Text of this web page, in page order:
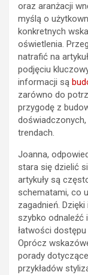
oraz aranżacji
myślą o
konkretnych
oświetlenia.
natrafić na
podjęciu
informacji są
zarówno do
przygodę z
trendach.
Joanna,
stara się dzielić
artykuły są
schematami, co
zagadnień.
szybko odnaleźć
łatwości
Oprócz
porady
przykładów